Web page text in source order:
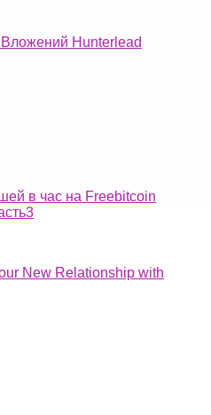
Hunterlead
в час на Freebitcoin
New Relationship with